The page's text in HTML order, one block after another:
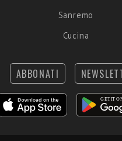
Sanremo
Cucina
ABBONATI